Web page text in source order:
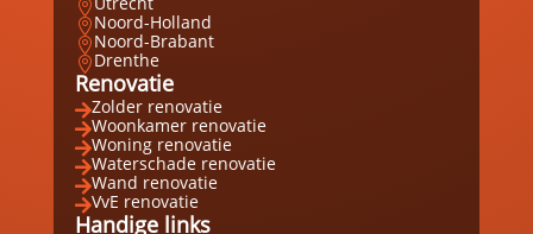

Noord-Holland
Noord-Brabant
Drenthe
Renovatie
Zolder renovatie
Woonkamer renovatie
Woning renovatie
Waterschade renovatie
Wand renovatie
VvE renovatie
Handige links